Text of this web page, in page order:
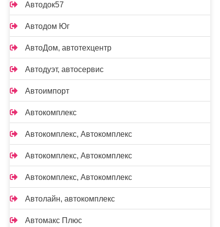
Автодок57
Автодом Юг
АвтоДом, автотехцентр
Автодуэт, автосервис
Автоимпорт
Автокомплекс
Автокомплекс, Автокомплекс
Автокомплекс, Автокомплекс
Автокомплекс, Автокомплекс
Автолайн, автокомплекс
Автомакс Плюс